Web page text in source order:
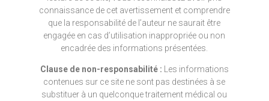
connaissance de cet avertissement et comprendre
que la responsabilité de l’auteur ne saurait être
engagée en cas d’utilisation inappropriée ou non
encadrée des informations présentées.
Clause de non-responsabilité : Les informations
contenues sur ce site ne sont pas destinées à se
substituer à un quelconque traitement médical ou